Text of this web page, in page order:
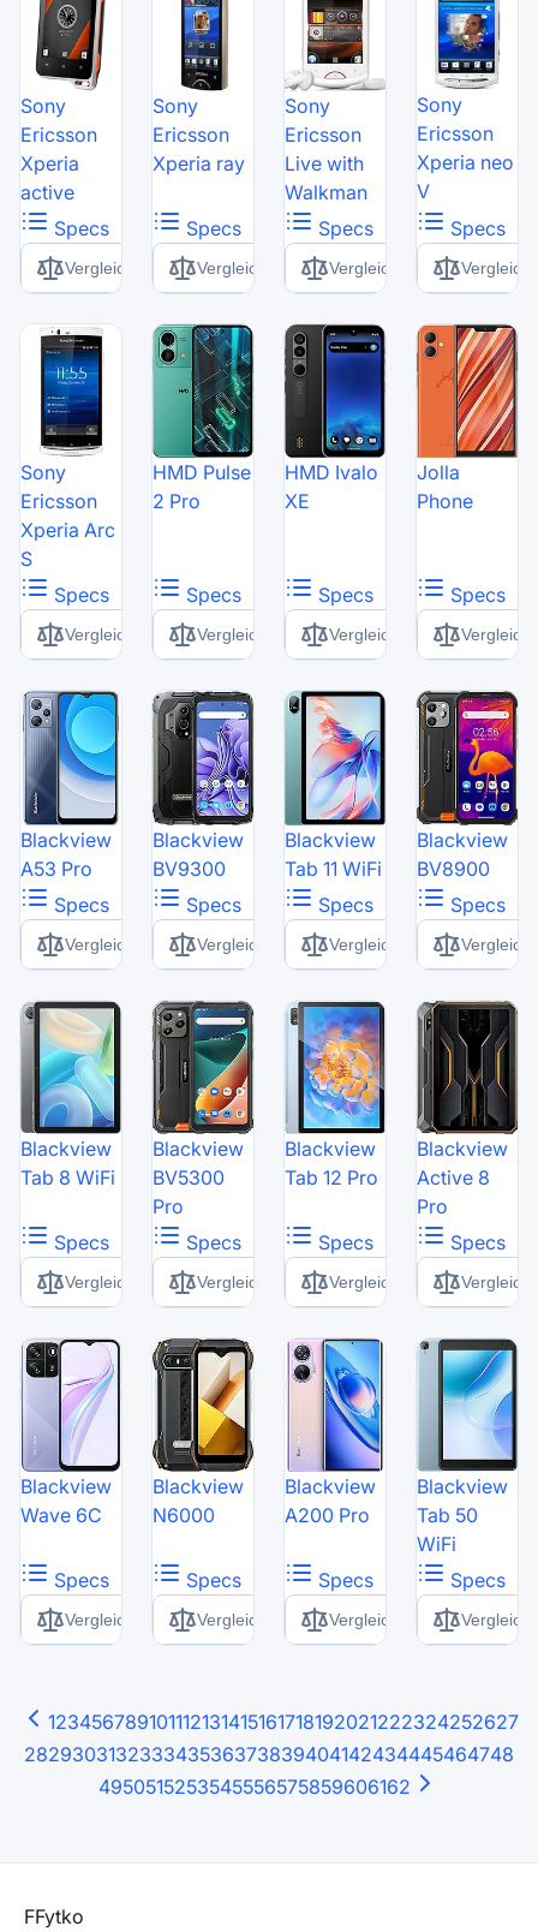
Sony
Ericsson
Xperia
active
Specs
Vergleich
Sony
Ericsson
Xperia ray
Specs
Vergleich
Sony
Ericsson
Live with
Walkman
Specs
Vergleich
Sony
Ericsson
Xperia neo
V
Specs
Vergleich
Sony
Ericsson
Xperia Arc
S
Specs
Vergleich
HMD Pulse
2 Pro
Specs
Vergleich
HMD Ivalo
XE
Specs
Vergleich
Jolla
Phone
Specs
Vergleich
Blackview
A53 Pro
Specs
Vergleich
Blackview
BV9300
Specs
Vergleich
Blackview
Tab 11 WiFi
Specs
Vergleich
Blackview
BV8900
Specs
Vergleich
Blackview
Tab 8 WiFi
Specs
Vergleich
Blackview
BV5300
Pro
Specs
Vergleich
Blackview
Tab 12 Pro
Specs
Vergleich
Blackview
Active 8
Pro
Specs
Vergleich
Blackview
Wave 6C
Specs
Vergleich
Blackview
N6000
Specs
Vergleich
Blackview
A200 Pro
Specs
Vergleich
Blackview
Tab 50
WiFi
Specs
Vergleich
123456789101112131415161718192021222324252627
282930313233343536373839404142434445464748
4950515253545556575859606162
FFytko